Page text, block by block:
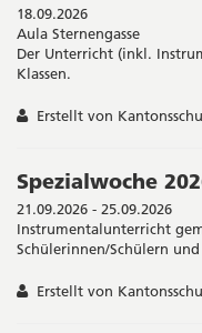
18.09.2026
Aula Sternengasse
Der Unterricht (inkl.
Klassen.
Erstellt von
Spezialwoche
21.09.2026 - 25.09.2026
Instrumentalunterricht
Schülerinnen/Schülern
Erstellt von